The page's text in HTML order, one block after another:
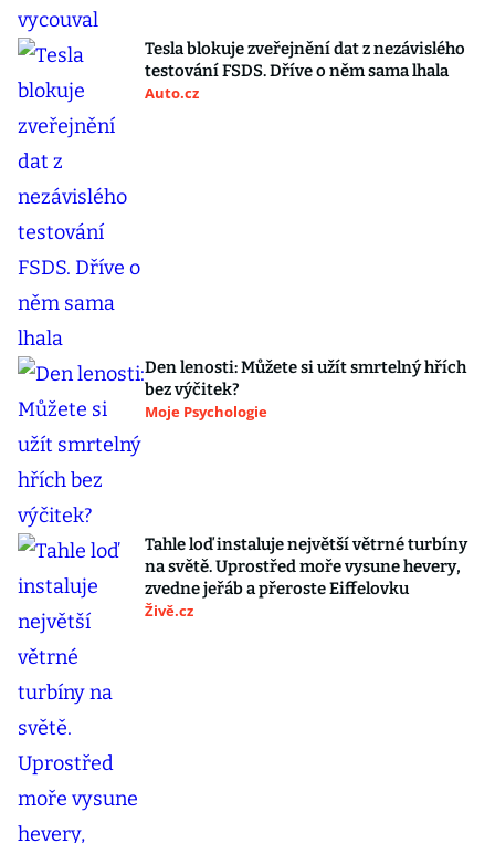
Tesla blokuje zveřejnění dat z nezávislého
testování FSDS. Dříve o něm sama lhala
Auto.cz
Den lenosti: Můžete si užít smrtelný hřích
bez výčitek?
Moje Psychologie
Tahle loď instaluje největší větrné turbíny
na světě. Uprostřed moře vysune hevery,
zvedne jeřáb a přeroste Eiffelovku
Živě.cz